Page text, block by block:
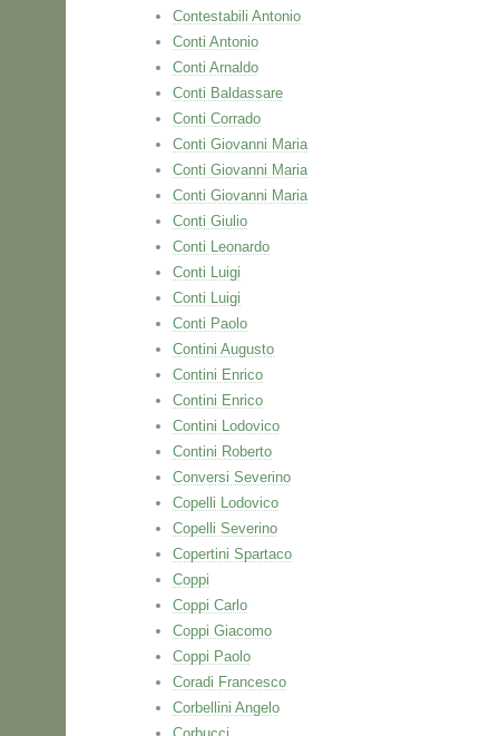
Contestabili Antonio
Conti Antonio
Conti Arnaldo
Conti Baldassare
Conti Corrado
Conti Giovanni Maria
Conti Giovanni Maria
Conti Giovanni Maria
Conti Giulio
Conti Leonardo
Conti Luigi
Conti Luigi
Conti Paolo
Contini Augusto
Contini Enrico
Contini Enrico
Contini Lodovico
Contini Roberto
Conversi Severino
Copelli Lodovico
Copelli Severino
Copertini Spartaco
Coppi
Coppi Carlo
Coppi Giacomo
Coppi Paolo
Coradi Francesco
Corbellini Angelo